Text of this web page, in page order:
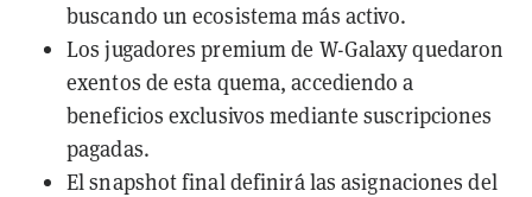
buscando un ecosistema más activo.
Los jugadores premium de W-Galaxy quedaron
exentos de esta quema, accediendo a
beneficios exclusivos mediante suscripciones
pagadas.
El snapshot final definirá las asignaciones del